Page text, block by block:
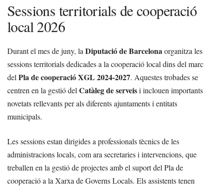
Sessions territorials de cooperació
local 2026
Durant el mes de juny, la Diputació de Barcelonaorganitza les
sessions territorials dedicades a la cooperació local dins del marc
del Pla de cooperació XGL 2024-2027. Aquestes trobades se
centren en la gestió del Catàleg de serveisi inclouen importants
novetats rellevants per als diferents ajuntaments i entitats
municipals.
Les sessions estan dirigides a professionals tècnics de les
administracions locals, com ara secretaries i intervencions, que
treballen en la gestió de projectes amb el suport del Pla de
cooperació a la Xarxa de Governs Locals. Els assistents tenen